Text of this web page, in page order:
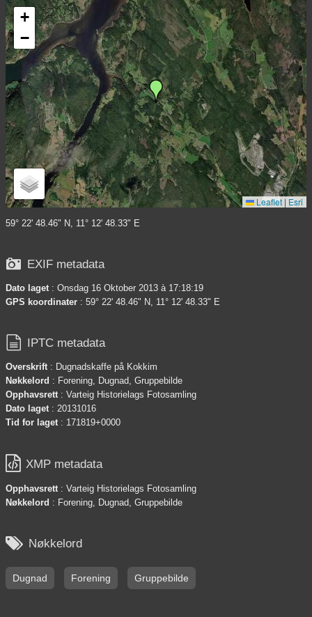
+
−
Leaflet | Esri
59° 22' 48.46" N, 11° 12' 48.33" E
 EXIF metadata
Dato laget: Onsdag 16 Oktober 2013 à 17:18:19
GPS koordinater : 59° 22' 48.46" N, 11° 12' 48.33" E
 IPTC metadata
Overskrift: Dugnadskaffe på Kokkim
Nøkkelord : Forening, Dugnad, Gruppebilde
Opphavsrett: Varteig Historielags Fotosamling
Dato laget: 20131016
Tid for laget: 171819+0000
 XMP metadata
Opphavsrett: Varteig Historielags Fotosamling
Nøkkelord : Forening, Dugnad, Gruppebilde
 Nøkkelord
Dugnad Forening Gruppebilde